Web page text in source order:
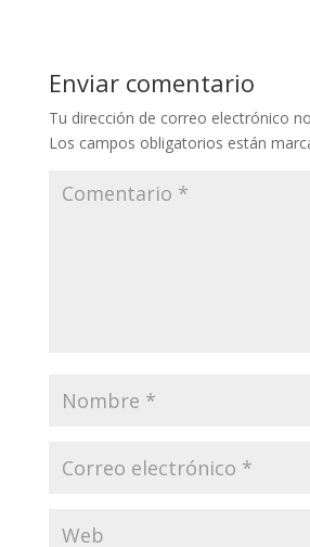
Enviar comentario
Tu dirección de correo electrónico
Los campos obligatorios están